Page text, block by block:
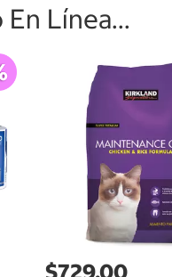
Línea...
$729.00